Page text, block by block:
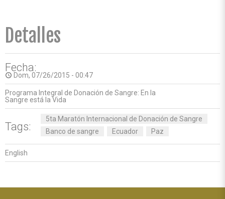
Detalles
Fecha:
access_time Dom, 07/26/2015 - 00:47
Programa Integral de Donación de Sangre: En la
Sangre está la Vida
Tags:
5ta Maratón Internacional de Donación de Sangre
Banco de sangre
Ecuador Paz
English